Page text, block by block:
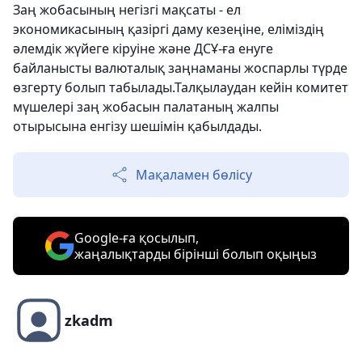
Заң жобасының негізгі мақсаты - ел
экономикасының қазіргі даму кезеңіне, еліміздің
әлемдік жүйеге кіруіне және ДСҰ-ға енуге
байланысты валюталық заңнаманы жоспарлы түрде
өзгерту болып табылады.Талқылаудан кейін комитет
мүшелері заң жобасын палатаның жалпы
отырысына енгізу шешімін қабылдады.
Мақаламен бөлісу
Google-ға қосылып,
жаңалықтарды бірінші болып оқыңыз
zkadm